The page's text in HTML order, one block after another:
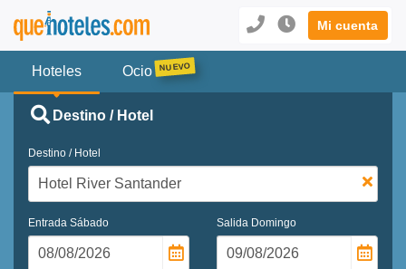
Mi cuenta
Hoteles Ocio
Destino / Hotel
Destino / Hotel
Entrada Sábado Salida Domingo